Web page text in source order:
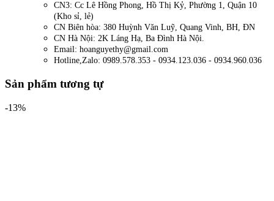
CN3: Cc Lê Hồng Phong, Hồ Thị Kỷ, Phường 1, Quận 10
(Kho sỉ, lẻ)
CN Biên hòa: 380 Huỳnh Văn Luỹ, Quang Vinh, BH, ĐN
CN Hà Nội: 2K Láng Hạ, Ba Đình Hà Nội.
Email: hoanguyethy@gmail.com
Hotline,Zalo: 0989.578.353 - 0934.123.036 - 0934.960.036
Sản phẩm tương tự
-13%